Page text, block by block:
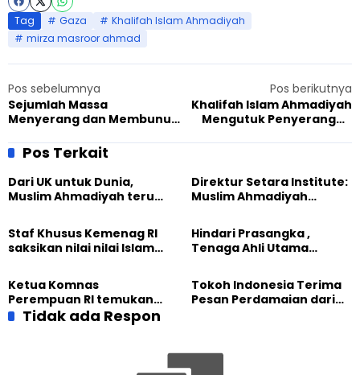
Tag Gaza
Khalifah Islam Ahmadiyah
mirza masroor ahmad
Pos sebelumnya
Sejumlah Massa
Menyerang dan Membunuh
Pos berikutnya
Khalifah Islam Ahmadiyah
Mengutuk Penyerangan
Pos Terkait
Dari UK untuk Dunia,
Muslim Ahmadiyah terus
Kemanusiaan Global
Direktur Setara Institute:
Muslim Ahmadiyah
Dunia dari “Infrastruktur
Kemanusiaan”
Staf Khusus Kemenag RI
saksikan nilai nilai Islam
Internasional Muslim
Ahmadiyah UK 2026
Hindari Prasangka ,
Tenaga Ahli Utama
fakta langsung
kehidupan Muslim
Ahmadiyah di Inggris
Ketua Komnas
Perempuan RI temukan
optimisme
Tokoh Indonesia Terima
Pesan Perdamaian dari
Tidak ada Respon